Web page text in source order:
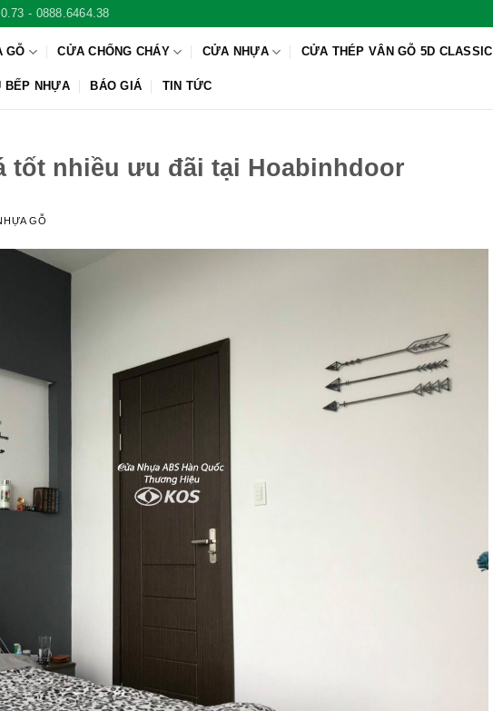
- 0888.6464.38
GỖ CỬA CHỐNG CHÁY CỬA NHỰA CỬA THÉP VÂN GỖ 5D CLASSIC
BẾP NHỰA BÁO GIÁ TIN TỨC
tốt nhiều ưu đãi tại Hoabinhdoor
GỖ